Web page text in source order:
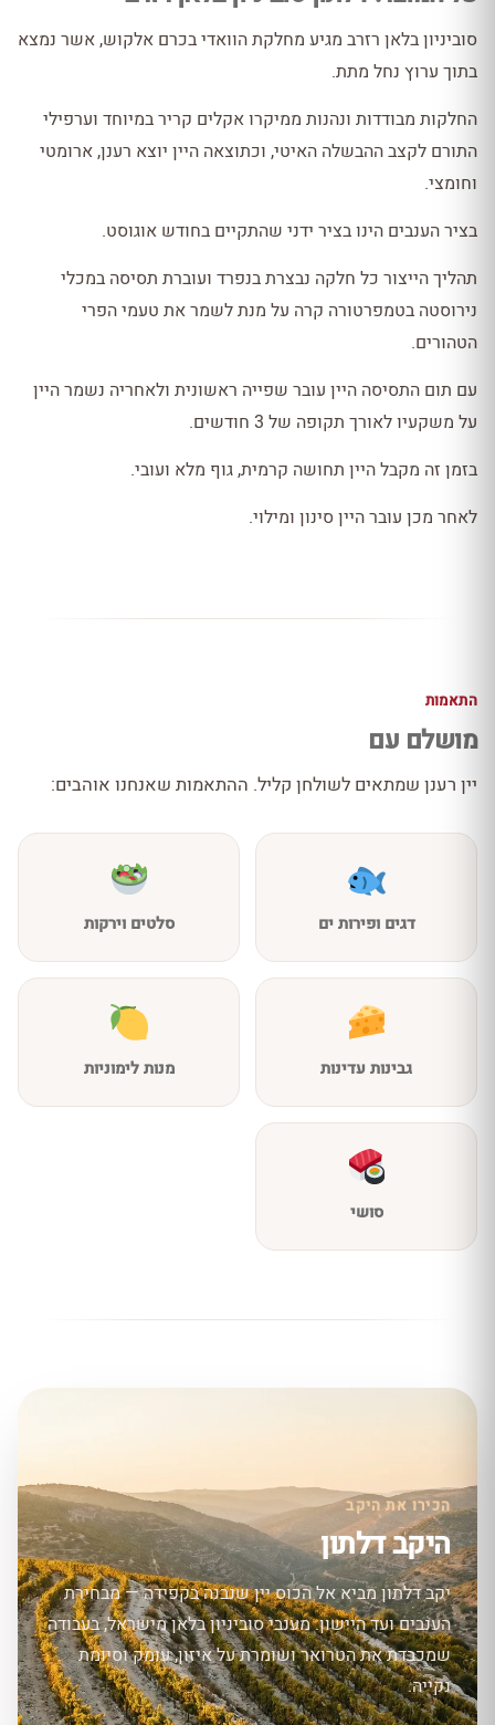
סוביניון בלאן רזרב מגיע מחלקת הוואדי בכרם אלקוש, אשר נמצא
בתוך ערוץ נחל מתת.
החלקות מבודדות ונהנות ממיקרו אקלים קריר במיוחד וערפילי
התורם לקצב ההבשלה האיטי, וכתוצאה היין יוצא רענן, ארומטי
וחומצי.
בציר הענבים הינו בציר ידני שהתקיים בחודש אוגוסט.
תהליך הייצור כל חלקה נבצרת בנפרד ועוברת תסיסה במכלי
נירוסטה בטמפרטורה קרה על מנת לשמר את טעמי הפרי
הטהורים.
עם תום התסיסה היין עובר שפייה ראשונית ולאחריה נשמר היין
על משקעיו לאורך תקופה של 3 חודשים.
בזמן זה מקבל היין תחושה קרמית, גוף מלא ועובי.
לאחר מכן עובר היין סינון ומילוי.
התאמות
מושלם עם
יין רענן שמתאים לשולחן קליל. ההתאמות שאנחנו אוהבים:
דגים ופירות ים סלטים וירקות
גבינות עדינות מנות לימוניות
סושי
הכירו את היקב
היקב דלתון
יקב דלתון מביא אל הכוס יין שנבנה בקפידה — מבחירת
הענבים ועד היישון. מענבי סוביניון בלאן מישראל, בעבודה
שמכבדת את הטרואר ושומרת על איזון, עומק וסיומת
נקייה.